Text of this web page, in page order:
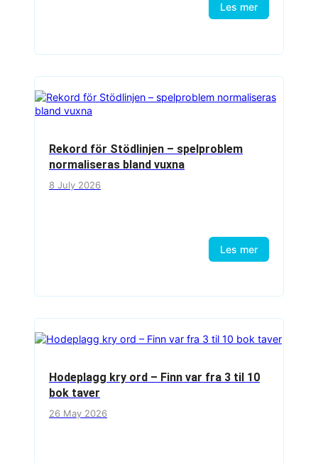
Les mer
Rekord för Stödlinjen – spelproblem
normaliseras bland vuxna
8 July 2026
Les mer
Hodeplagg kry ord – Finn var fra 3 til 10
bok taver
26 May 2026